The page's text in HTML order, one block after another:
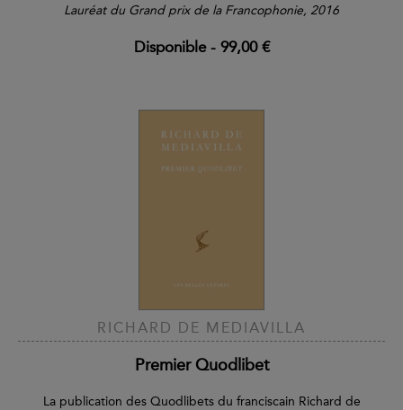
Lauréat du Grand prix de la Francophonie, 2016
Disponible- 99,00 €
RICHARD DE MEDIAVILLA
Premier Quodlibet
La publication des Quodlibets du franciscain Richard de